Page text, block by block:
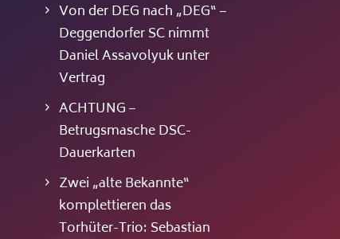
Von der DEG nach „DEG“ –
Deggendorfer SC nimmt
Daniel Assavolyuk unter
Vertrag
ACHTUNG –
Betrugsmasche DSC-
Dauerkarten
Zwei „alte Bekannte“
komplettieren das
Torhüter-Trio: Sebastian